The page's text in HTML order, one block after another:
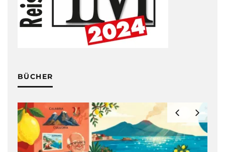
BÜCHER